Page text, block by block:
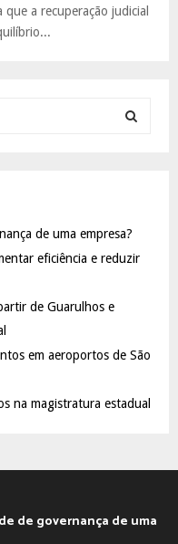
a recuperação judicial
R
de uma empresa?
eficiência e reduzir
de Guarulhos e
em aeroportos de São
na magistratura estadual
de governança de uma